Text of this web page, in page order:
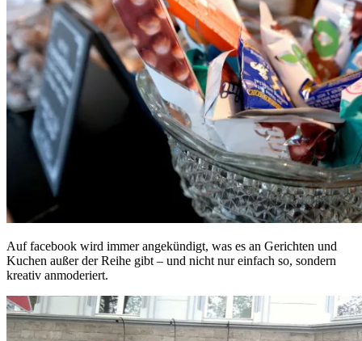
Auf facebook wird immer angekündigt, was es an Gerichten und
Kuchen außer der Reihe gibt – und nicht nur einfach so, sondern
kreativ anmoderiert.